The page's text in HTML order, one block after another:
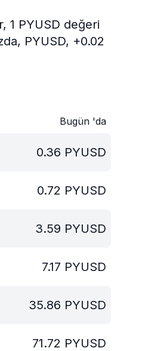
1 PYUSD değeri
PYUSD, +0.02
Bugün 'da
0.36 PYUSD
0.72 PYUSD
3.59 PYUSD
7.17 PYUSD
35.86 PYUSD
71.72 PYUSD